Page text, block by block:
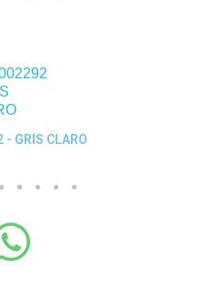
View
- GRIS CLARO